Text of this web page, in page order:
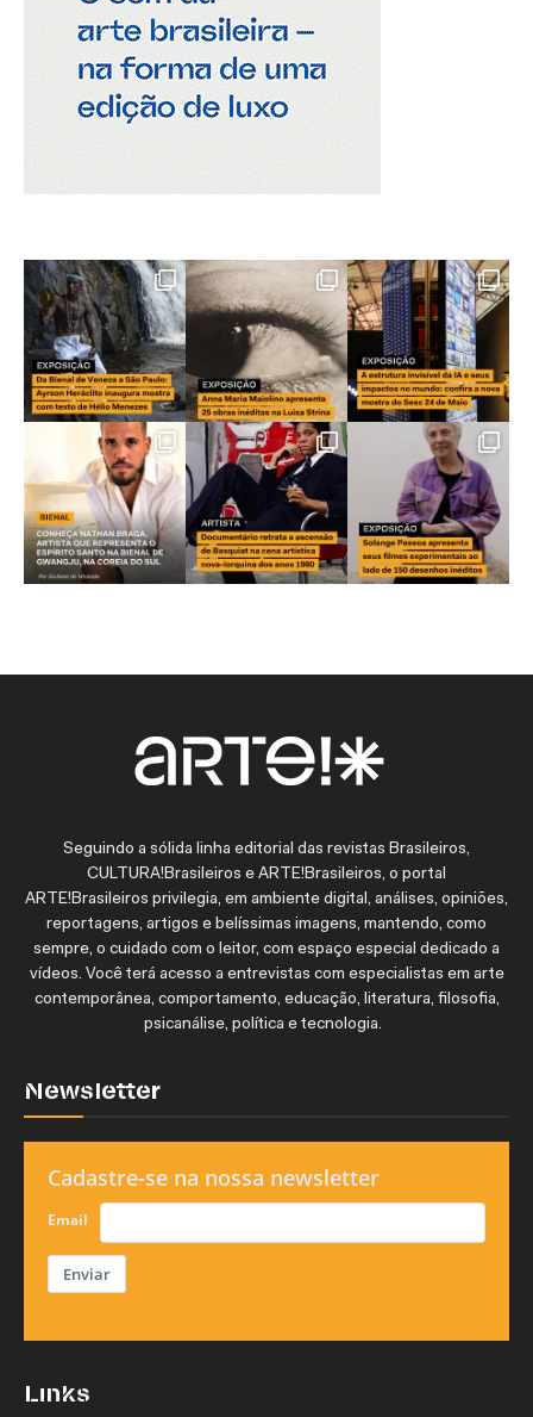
Seguindo a sólida linha editorial das revistas Brasileiros,
CULTURA!Brasileiros e ARTE!Brasileiros, o portal
ARTE!Brasileiros privilegia, em ambiente digital, análises, opiniões,
reportagens, artigos e belíssimas imagens, mantendo, como
sempre, o cuidado com o leitor, com espaço especial dedicado a
vídeos. Você terá acesso a entrevistas com especialistas em arte
contemporânea, comportamento, educação, literatura, filosofia,
psicanálise, política e tecnologia.
Newsletter
Cadastre-se na nossa newsletter
Email
Enviar
Links